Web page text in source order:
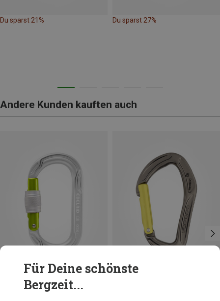
Du sparst 21% Du sparst 27%
Andere Kunden kauften auch
Für Deine schönste
Bergzeit...